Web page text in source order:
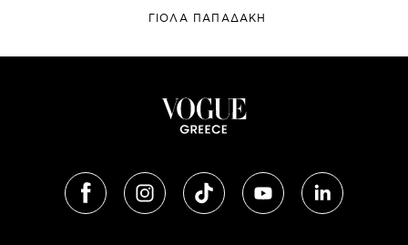
ΓΙΌΛΑ ΠΑΠΑΔΆΚΗ